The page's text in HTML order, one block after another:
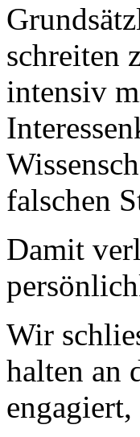
schreiten
intensiv
falschen
Damit
Wir
halten an